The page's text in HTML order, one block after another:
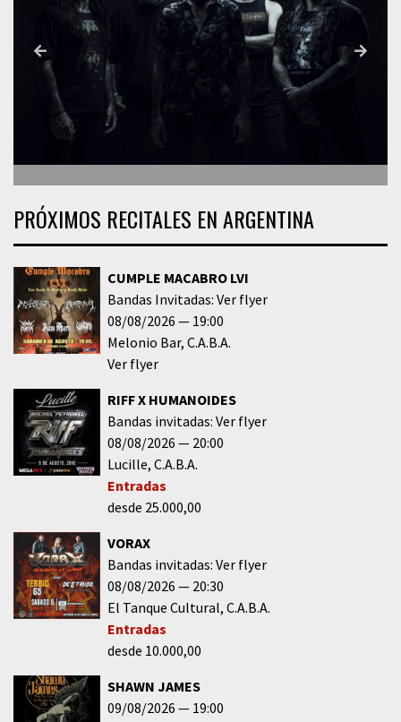
PRÓXIMOS RECITALES EN ARGENTINA
CUMPLE MACABRO LVI
Bandas Invitadas: Ver flyer
08/08/2026
19:00
Melonio Bar C.A.B.A.
Ver flyer
RIFF X HUMANOIDES
Bandas invitadas: Ver flyer
08/08/2026
20:00
Lucille C.A.B.A.
Entradas
desde 25.000,00
VORAX
Bandas invitadas: Ver flyer
08/08/2026
20:30
El Tanque Cultural C.A.B.A.
Entradas
desde 10.000,00
SHAWN JAMES
09/08/2026
19:00